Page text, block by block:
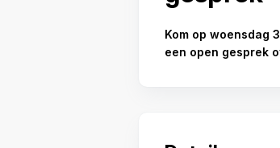
Kom op woensdag
een open gesprek